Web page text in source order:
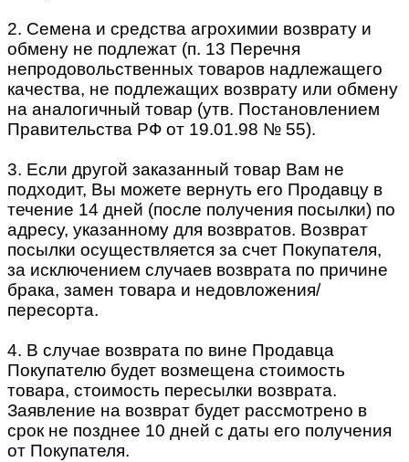
2. Семена и средства агрохимии возврату и
обмену не подлежат (п. 13 Перечня
непродовольственных товаров надлежащего
качества, не подлежащих возврату или обмену
на аналогичный товар (утв. Постановлением
Правительства РФ от 19.01.98 № 55).
3. Если другой заказанный товар Вам не
подходит, Вы можете вернуть его Продавцу в
течение 14 дней (после получения посылки) по
адресу, указанному для возвратов. Возврат
посылки осуществляется за счет Покупателя,
за исключением случаев возврата по причине
брака, замен товара и недовложения/
пересорта.
4. В случае возврата по вине Продавца
Покупателю будет возмещена стоимость
товара, стоимость пересылки возврата.
Заявление на возврат будет рассмотрено в
срок не позднее 10 дней с даты его получения
от Покупателя.